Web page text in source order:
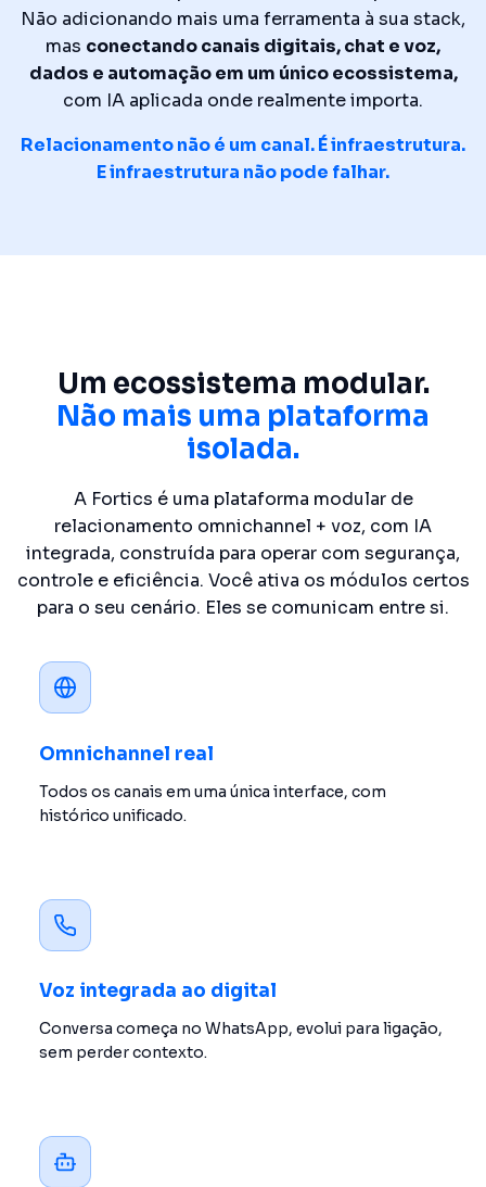
Não adicionando mais uma ferramenta à sua stack,
mas conectando canais digitais, chat e voz,
dados e automação em um único ecossistema,
com IA aplicada onde realmente importa.
Relacionamento não é um canal. É infraestrutura.
E infraestrutura não pode falhar.
Um ecossistema modular.
Não mais uma plataforma
isolada.
A Fortics é uma plataforma modular de
relacionamento omnichannel + voz, com IA
integrada, construída para operar com segurança,
controle e eficiência. Você ativa os módulos certos
para o seu cenário. Eles se comunicam entre si.
Omnichannel real
Todos os canais em uma única interface, com
histórico unificado.
Voz integrada ao digital
Conversa começa no WhatsApp, evolui para ligação,
sem perder contexto.